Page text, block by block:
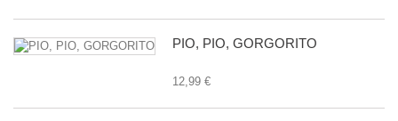
PIO, PIO, GORGORITO
12,99 €